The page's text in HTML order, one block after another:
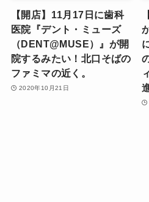
【開店】11月17日に歯科
医院『デント・ミューズ
（DENT@MUSE）』が開
院するみたい！北口そばの
ファミマの近く。
2020年10月21日